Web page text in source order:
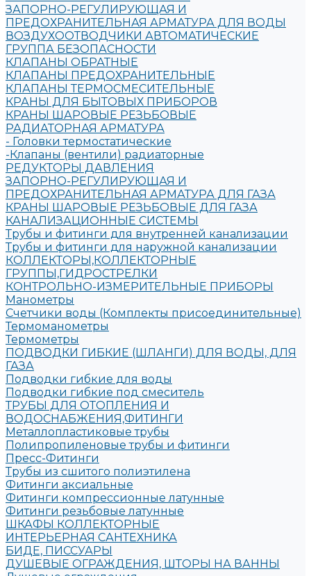
ЗАПОРНО-РЕГУЛИРУЮЩАЯ И
ПРЕДОХРАНИТЕЛЬНАЯ АРМАТУРА ДЛЯ ВОДЫ
ВОЗДУХООТВОДЧИКИ АВТОМАТИЧЕСКИЕ
ГРУППА БЕЗОПАСНОСТИ
КЛАПАНЫ ОБРАТНЫЕ
КЛАПАНЫ ПРЕДОХРАНИТЕЛЬНЫЕ
КЛАПАНЫ ТЕРМОСМЕСИТЕЛЬНЫЕ
КРАНЫ ДЛЯ БЫТОВЫХ ПРИБОРОВ
КРАНЫ ШАРОВЫЕ РЕЗЬБОВЫЕ
РАДИАТОРНАЯ АРМАТУРА
- Головки термостатические
-Клапаны (вентили) радиаторные
РЕДУКТОРЫ ДАВЛЕНИЯ
ЗАПОРНО-РЕГУЛИРУЮЩАЯ И
ПРЕДОХРАНИТЕЛЬНАЯ АРМАТУРА ДЛЯ ГАЗА
КРАНЫ ШАРОВЫЕ РЕЗЬБОВЫЕ ДЛЯ ГАЗА
КАНАЛИЗАЦИОННЫЕ СИСТЕМЫ
Трубы и фитинги для внутренней канализации
Трубы и фитинги для наружной канализации
КОЛЛЕКТОРЫ,КОЛЛЕКТОРНЫЕ
ГРУППЫ,ГИДРОСТРЕЛКИ
КОНТРОЛЬНО-ИЗМЕРИТЕЛЬНЫЕ ПРИБОРЫ
Манометры
Счетчики воды (Комплекты присоединительные)
Термоманометры
Термометры
ПОДВОДКИ ГИБКИЕ (ШЛАНГИ) ДЛЯ ВОДЫ, ДЛЯ
ГАЗА
Подводки гибкие для воды
Подводки гибкие под смеситель
ТРУБЫ ДЛЯ ОТОПЛЕНИЯ И
ВОДОСНАБЖЕНИЯ,ФИТИНГИ
Металлопластиковые трубы
Полипропиленовые трубы и фитинги
Пресс-Фитинги
Трубы из сшитого полиэтилена
Фитинги аксиальные
Фитинги компрессионные латунные
Фитинги резьбовые латунные
ШКАФЫ КОЛЛЕКТОРНЫЕ
ИНТЕРЬЕРНАЯ САНТЕХНИКА
БИДЕ, ПИССУАРЫ
ДУШЕВЫЕ ОГРАЖДЕНИЯ, ШТОРЫ НА ВАННЫ